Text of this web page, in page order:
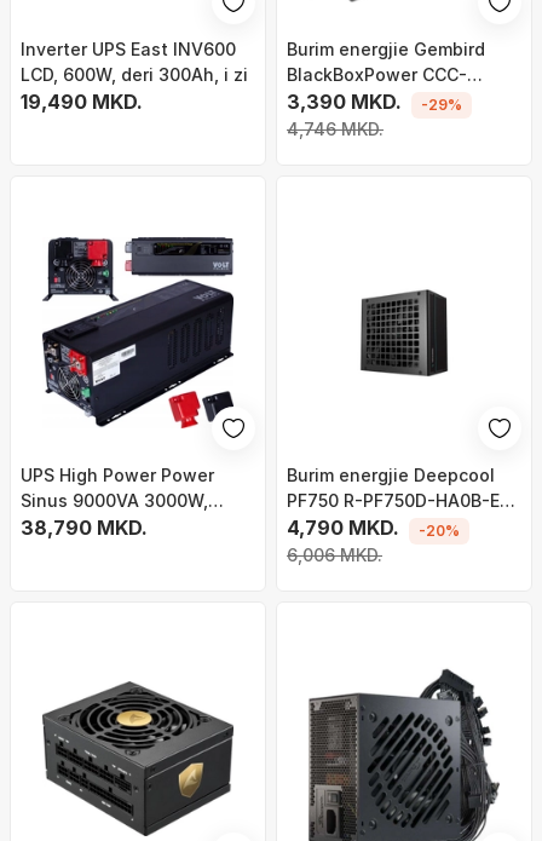
Inverter UPS East INV600
LCD, 600W, deri 300Ah, i zi
19,490 MKD.
Burim energjie Gembird
BlackBoxPower CCC-
PSU80P-BBP-600 ATX,
600W
3,390 MKD.
4,746 MKD.
-29%
UPS High Power Power
Sinus 9000VA 3000W,
furnizim emergjent
38,790 MKD.
Burim energjie Deepcool
PF750 R-PF750D-HA0B-EU ,
750W
4,790 MKD.
6,006 MKD.
-20%